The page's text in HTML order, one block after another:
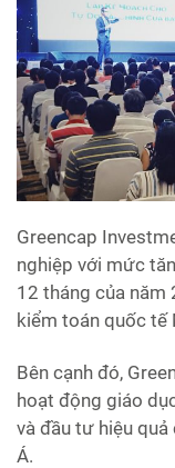
Greencap
nghiệp với mức
12 tháng của
kiểm toán quốc tế
Bên cạnh đó,
hoạt động giáo
và đầu tư hiệu quả
Á.